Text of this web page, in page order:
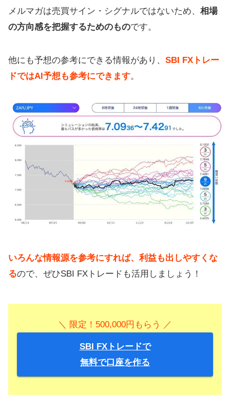
メルマガは売買サイン・シグナルではないため、 相場
の方向感を把握するためのものです。
他にも予想の参考にできる情報があり、 SBI FXトレー
ドではAI予想も参考にできます。
いろんな情報源を参考にすれば、利益も出しやすくな
るので、ぜひSBI FXトレードも活用しましょう！
＼ 限定！500,000円もらう ／
SBI FXトレードで
無料で口座を作る